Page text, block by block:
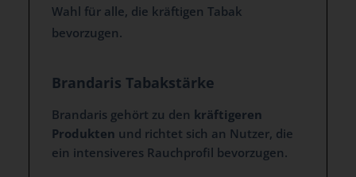
Wahl für alle, die kräftigen Tabak
bevorzugen.
Brandaris Tabakstärke
Brandaris gehört zu den kräftigeren
Produkten und richtet sich an Nutzer, die
ein intensiveres Rauchprofil bevorzugen.